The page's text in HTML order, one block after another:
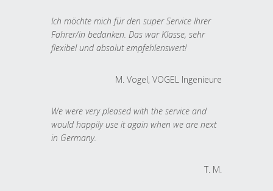
Ich möchte mich für den super Service Ihrer
Fahrer/in bedanken. Das war Klasse, sehr
flexibel und absolut empfehlenswert!
M. Vogel, VOGEL Ingenieure
We were very pleased with the service and
would happily use it again when we are next
in Germany.
T. M.